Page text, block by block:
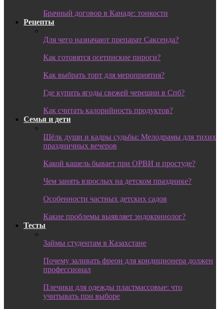
Брачный договор в Канаде: тонкости
Рецепты
Для чего назначают препарат Саксенда?
Как готовятся осетинские пироги?
Как выбрать торт для мероприятия?
Где купить ягоды свежей черешни в Спб?
Как считать калорийность продуктов?
Семья и дети
Шёлк души и кадры судьбы: Мелодрамы для тихих
праздничных вечеров
Какой кашель бывает при ОРВИ и простуде?
Чем занять взрослых на детском празднике?
Особенности частных детских садов
Какие проблемы выявляет эндокринолог?
Тесты
Займы студентам в Казахстане
Почему заливать фреон для кондиционера должен
профессионал
Плечики для одежды пластмассовые: что
учитывать при выборе